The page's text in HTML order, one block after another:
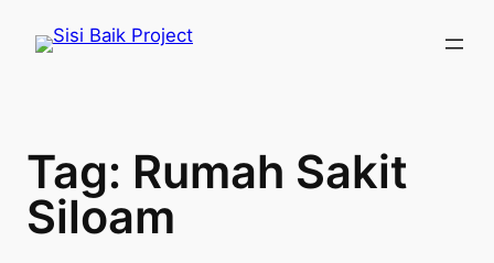
Tag: Rumah Sakit
Siloam